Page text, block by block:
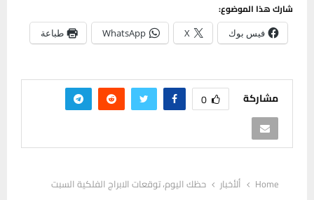
شارك هذا الموضوع:
فيس بوك X
WhatsApp طباعة
مشاركة 0
Home ألأخبار حظك اليوم، توقعات الابراج الفلكية السبت